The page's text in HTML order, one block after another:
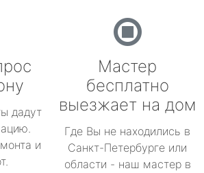
дадут
и
Мастер
бесплатно
выезжает на дом
Где Вы не находились в
Санкт-Петербурге или
области - наш мастер в